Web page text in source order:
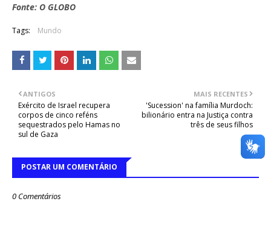
Fonte: O GLOBO
Tags: Mundo
MAIS RECENTES
'Sucession' na família Murdoch:
bilionário entra na Justiça contra
três de seus filhos
ANTIGOS
Exército de Israel recupera
corpos de cinco reféns
sequestrados pelo Hamas no
sul de Gaza
POSTAR UM COMENTÁRIO
0 Comentários